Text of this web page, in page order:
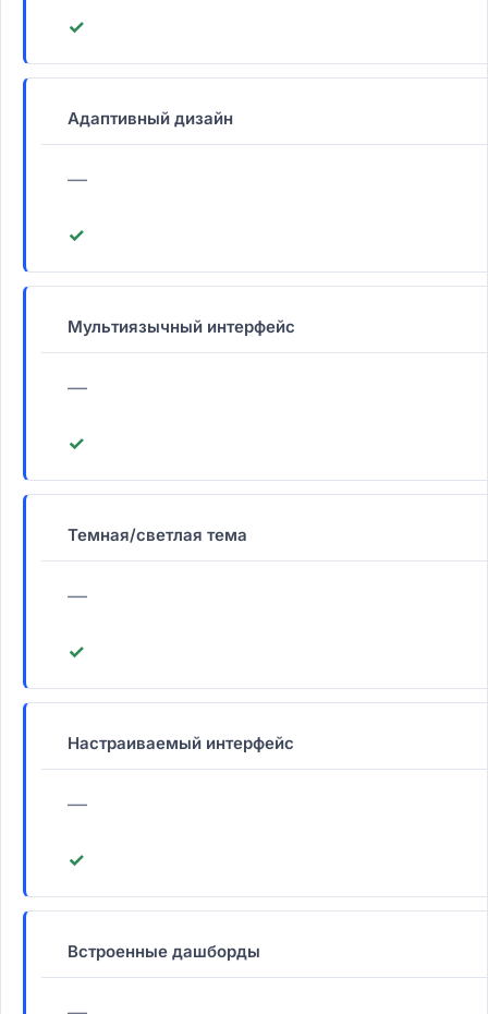
✓
Адаптивный дизайн
—
✓
Мультиязычный интерфейс
—
✓
Темная/светлая тема
—
✓
Настраиваемый интерфейс
—
✓
Встроенные дашборды